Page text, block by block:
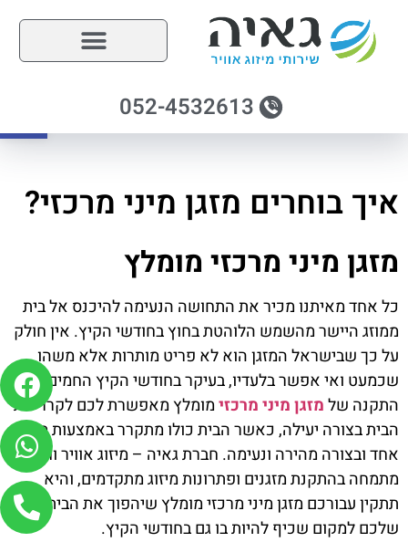
052-4532613
איך בוחרים מזגן מיני מרכזי?
מזגן מיני מרכזי מומלץ
כל אחד מאיתנו מכיר את התחושה הנעימה להיכנס אל בית
ממוזג היישר מהשמש הלוהטת בחוץ בחודשי הקיץ. אין חולק
על כך שבישראל המזגן הוא לא פריט מותרות אלא משהו
שכמעט ואי אפשר בלעדיו, בעיקר בחודשי הקיץ החמים.
התקנה שלמזגן מיני מרכזימומלץ מאפשרת לכם לקרר את
הבית בצורה יעילה, כאשר הבית כולו מתקרר באמצעות מדחס
אחד ובצורה מהירה ונעימה. חברת גאיה – מיזוג אוויר וחשמל
מתמחה בהתקנת מזגנים ופתרונות מיזוג מתקדמים, והיא
תתקין עבורכם מזגן מיני מרכזי מומלץ שיהפוך את הבית
שלכם למקום שכיף להיות בו גם בחודשי הקיץ.